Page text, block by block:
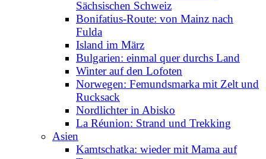
Sächsischen Schweiz
Bonifatius-Route: von Mainz nach
Fulda
Island im März
Bulgarien: einmal quer durchs Land
Winter auf den Lofoten
Norwegen: Femundsmarka mit Zelt und
Rucksack
Nordlichter in Abisko
La Réunion: Strand und Trekking
Asien
Kamtschatka: wieder mit Mama auf